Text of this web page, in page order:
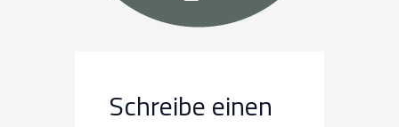
Schreibe einen